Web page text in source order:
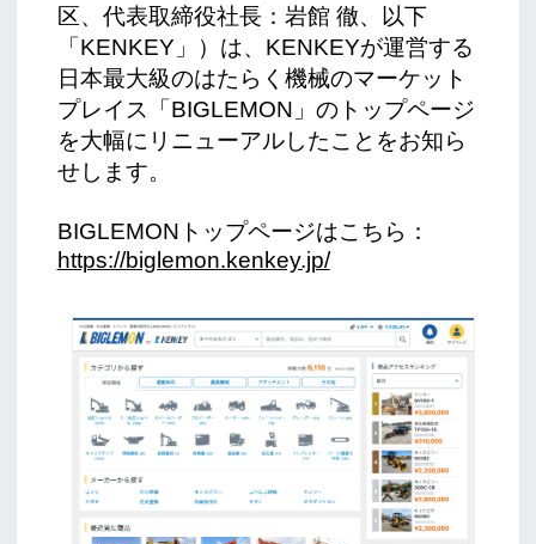
区、代表取締役社長：岩館 徹、以下
「KENKEY」）は、KENKEYが運営する
日本最大級のはたらく機械のマーケット
プレイス「BIGLEMON」のトップページ
を大幅にリニューアルしたことをお知ら
せします。
BIGLEMONトップページはこちら：
https://biglemon.kenkey.jp/